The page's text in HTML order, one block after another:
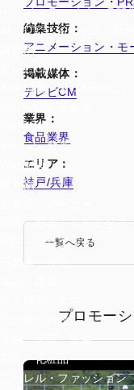
インフォグラフィック動
AI×2Dアニメーション動画
媒体別
テレビCM
動画広告・SNS動画広告
SNS動画
YouTube動画
Web動画
業界別
医療・製薬・ヘルスケア
病院・クリニック
不動産・住宅
自治体・行政
金融・保険・証券
美容・化粧品
アパレル・ファッション
編集技術：
アニメーション・モ
掲載媒体：
テレビCM
業界：
食品業界
エリア：
神戸/兵庫
一覧へ戻る
プロモー